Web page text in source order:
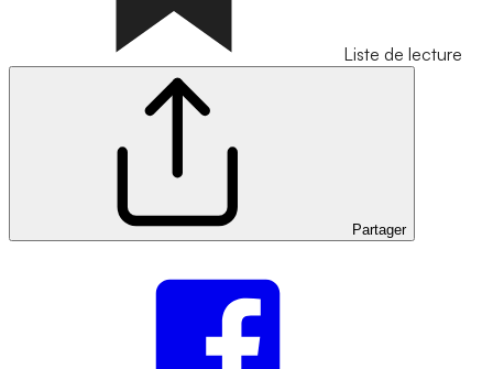
Liste de lecture
Partager